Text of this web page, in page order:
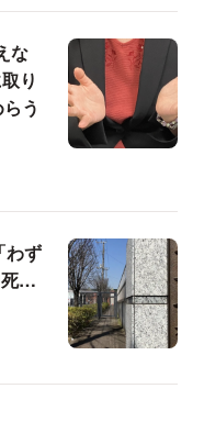
な
り
う
わず
死…